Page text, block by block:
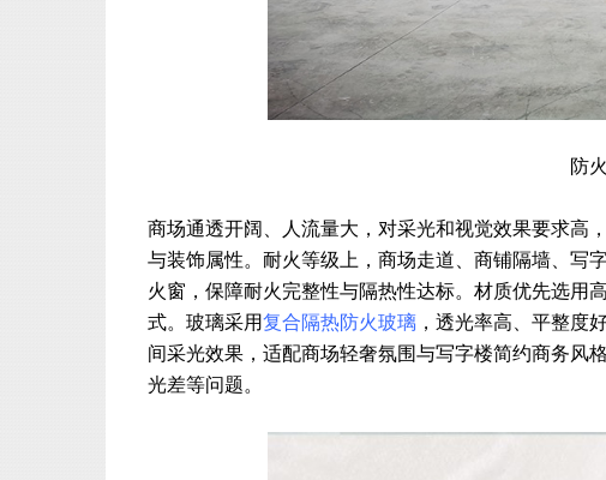
防
商场通透开阔、人流量大，对采光和视觉效果要求高
与装饰属性。耐火等级上，商场走道、商铺隔墙、写
火窗，保障耐火完整性与隔热性达标。材质优先选用
式。玻璃采用复合隔热防火玻璃 ，透光率高、平整度
间采光效果，适配商场轻奢氛围与写字楼简约商务风
光差等问题。